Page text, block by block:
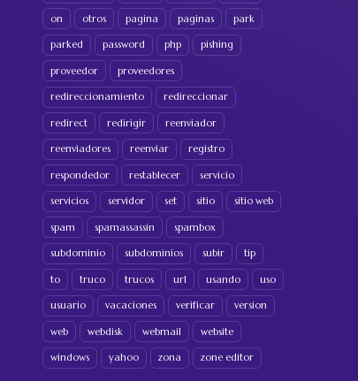
on otros pagina paginas park
parked password php pishing
proveedor proveedores
redireccionamiento redireccionar
redirect redirigir reenviador
reenviadores reenviar registro
respondedor restablecer servicio
servicios servidor set sitio sitio web
spam spamassassin spambox
subdominio subdominios subir tip
to truco trucos url usando uso
usuario vacaciones verificar version
web webdisk webmail website
windows yahoo zona zone editor